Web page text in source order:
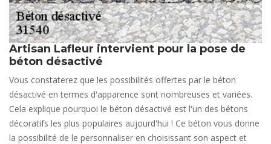
Artisan Lafleur intervient pour la pose de
béton désactivé
Vous constaterez que les possibilités offertes par le béton
désactivé en termes d'apparence sont nombreuses et variées.
Cela explique pourquoi le béton désactivé est l'un des bétons
décoratifs les plus populaires aujourd'hui ! Ce béton vous donne
la possibilité de le personnaliser en choisissant son aspect et